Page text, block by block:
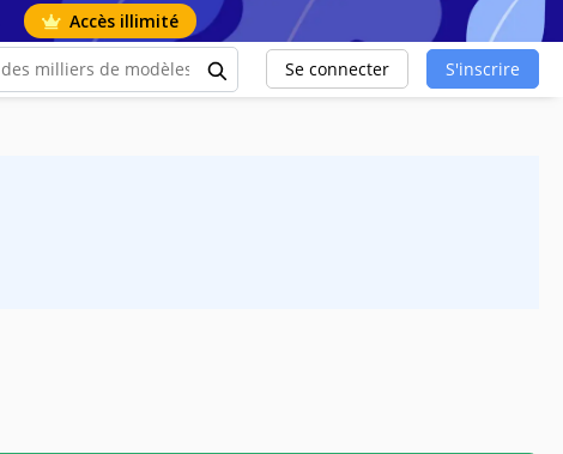
Accès illimité
Se connecter S'inscrire